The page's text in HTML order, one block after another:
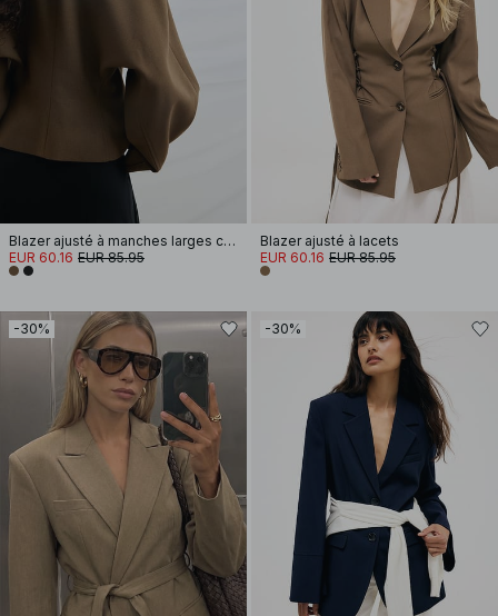
Blazer ajusté à manches larges courtes
EUR 60.16 EUR 85.95
Blazer ajusté à lacets
EUR 60.16 EUR 85.95
-30% -30%